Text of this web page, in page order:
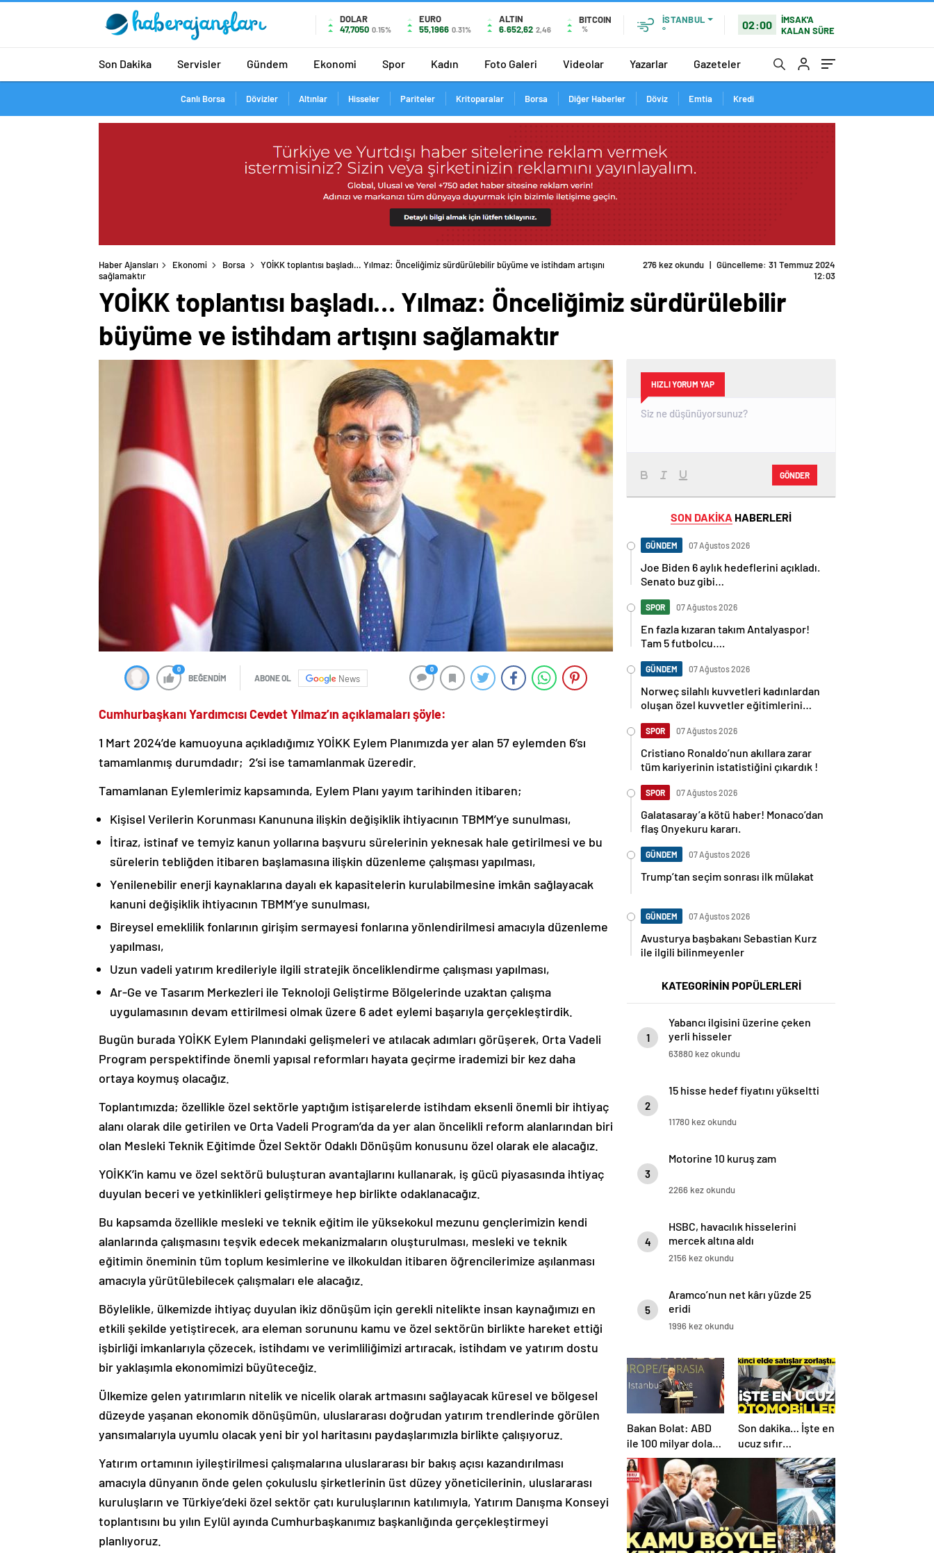
DOLAR
47,7050 0.15%
EURO
55,1966 0.31%
ALTIN
6.652,62 2,46
BITCOIN
%
İSTANBUL
°
02:00
İMSAK'A
KALAN SÜRE
Son Dakika Servisler Gündem Ekonomi Spor Kadın Foto Galeri Videolar Yazarlar Gazeteler
Canlı Borsa Dövizler Altınlar Hisseler Pariteler Kritoparalar Borsa Diğer Haberler Döviz Emtia Kredi
Haber Ajansları Ekonomi Borsa
YOİKK toplantısı başladı… Yılmaz: Önceliğimiz sürdürülebilir büyüme ve istihdam artışını
sağlamaktır
276 kez okundu | Güncelleme: 31 Temmuz 2024
12:03
YOİKK toplantısı başladı… Yılmaz: Önceliğimiz sürdürülebilir
büyüme ve istihdam artışını sağlamaktır
0
BEĞENDİM ABONE OL News
0
Cumhurbaşkanı Yardımcısı Cevdet Yılmaz’ın açıklamaları şöyle:
1 Mart 2024’de kamuoyuna açıkladığımız YOİKK Eylem Planımızda yer alan 57 eylemden 6’sı
tamamlanmış durumdadır; 2’si ise tamamlanmak üzeredir.
Tamamlanan Eylemlerimiz kapsamında, Eylem Planı yayım tarihinden itibaren;
Kişisel Verilerin Korunması Kanununa ilişkin değişiklik ihtiyacının TBMM’ye sunulması,
İtiraz, istinaf ve temyiz kanun yollarına başvuru sürelerinin yeknesak hale getirilmesi ve bu
sürelerin tebliğden itibaren başlamasına ilişkin düzenleme çalışması yapılması,
Yenilenebilir enerji kaynaklarına dayalı ek kapasitelerin kurulabilmesine imkân sağlayacak
kanuni değişiklik ihtiyacının TBMM’ye sunulması,
Bireysel emeklilik fonlarının girişim sermayesi fonlarına yönlendirilmesi amacıyla düzenleme
yapılması,
Uzun vadeli yatırım kredileriyle ilgili stratejik önceliklendirme çalışması yapılması,
Ar-Ge ve Tasarım Merkezleri ile Teknoloji Geliştirme Bölgelerinde uzaktan çalışma
uygulamasının devam ettirilmesi olmak üzere 6 adet eylemi başarıyla gerçekleştirdik.
Bugün burada YOİKK Eylem Planındaki gelişmeleri ve atılacak adımları görüşerek, Orta Vadeli
Program perspektifinde önemli yapısal reformları hayata geçirme irademizi bir kez daha
ortaya koymuş olacağız.
Toplantımızda; özellikle özel sektörle yaptığım istişarelerde istihdam eksenli önemli bir ihtiyaç
alanı olarak dile getirilen ve Orta Vadeli Program’da da yer alan öncelikli reform alanlarından biri
olan Mesleki Teknik Eğitimde Özel Sektör Odaklı Dönüşüm konusunu özel olarak ele alacağız.
YOİKK’in kamu ve özel sektörü buluşturan avantajlarını kullanarak, iş gücü piyasasında ihtiyaç
duyulan beceri ve yetkinlikleri geliştirmeye hep birlikte odaklanacağız.
Bu kapsamda özellikle mesleki ve teknik eğitim ile yüksekokul mezunu gençlerimizin kendi
alanlarında çalışmasını teşvik edecek mekanizmaların oluşturulması, mesleki ve teknik
eğitimin öneminin tüm toplum kesimlerine ve ilkokuldan itibaren öğrencilerimize aşılanması
amacıyla yürütülebilecek çalışmaları ele alacağız.
Böylelikle, ülkemizde ihtiyaç duyulan ikiz dönüşüm için gerekli nitelikte insan kaynağımızı en
etkili şekilde yetiştirecek, ara eleman sorununu kamu ve özel sektörün birlikte hareket ettiği
işbirliği imkanlarıyla çözecek, istihdamı ve verimliliğimizi artıracak, istihdam ve yatırım dostu
bir yaklaşımla ekonomimizi büyüteceğiz.
Ülkemize gelen yatırımların nitelik ve nicelik olarak artmasını sağlayacak küresel ve bölgesel
düzeyde yaşanan ekonomik dönüşümün, uluslararası doğrudan yatırım trendlerinde görülen
yansımalarıyla uyumlu olacak yeni bir yol haritasını paydaşlarımızla birlikte çalışıyoruz.
Yatırım ortamının iyileştirilmesi çalışmalarına uluslararası bir bakış açısı kazandırılması
amacıyla dünyanın önde gelen çokuluslu şirketlerinin üst düzey yöneticilerinin, uluslararası
kuruluşların ve Türkiye’deki özel sektör çatı kuruluşlarının katılımıyla, Yatırım Danışma Konseyi
toplantısını bu yılın Eylül ayında Cumhurbaşkanımız başkanlığında gerçekleştirmeyi
planlıyoruz.
HIZLI YORUM YAP
GÖNDER
SON DAKİKA HABERLERİ
GÜNDEM 07 Ağustos 2026
Joe Biden 6 aylık hedeflerini açıkladı.
Senato buz gibi…
SPOR 07 Ağustos 2026
En fazla kızaran takım Antalyaspor!
Tam 5 futbolcu….
GÜNDEM 07 Ağustos 2026
Norweç silahlı kuvvetleri kadınlardan
oluşan özel kuvvetler eğitimlerini
SPOR 07 Ağustos 2026
Cristiano Ronaldo’nun akıllara zarar
tüm kariyerinin istatistiğini çıkardık !
SPOR 07 Ağustos 2026
Galatasaray’a kötü haber! Monaco’dan
flaş Onyekuru kararı.
GÜNDEM 07 Ağustos 2026
Trump’tan seçim sonrası ilk mülakat
GÜNDEM 07 Ağustos 2026
Avusturya başbakanı Sebastian Kurz
ile ilgili bilinmeyenler
KATEGORİNİN POPÜLERLERİ
1
Yabancı ilgisini üzerine çeken
yerli hisseler
63880 kez okundu
2
15 hisse hedef fiyatını yükseltti
11780 kez okundu
3
Motorine 10 kuruş zam
2266 kez okundu
4
HSBC, havacılık hisselerini
mercek altına aldı
2156 kez okundu
5
Aramco’nun net kârı yüzde 25
eridi
1996 kez okundu
Bakan Bolat: ABD
ile 100 milyar dolar
ticaret hacmini
gerçekleştirebiliriz
Son dakika… İşte en
ucuz sıfır
otomobiller…
Mutlaka pazarlık